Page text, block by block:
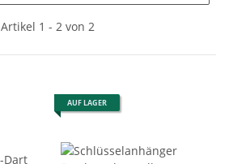
Artikel 1 - 2 von 2
AUF LAGER